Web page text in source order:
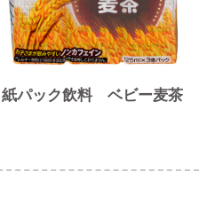
紙パック飲料 ベビー麦茶